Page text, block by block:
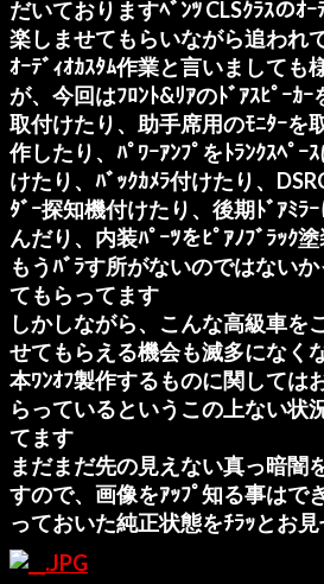
だいておりますﾍﾞﾝﾂ CLSｸﾗｽのｵ
楽しませてもらいながら追われ
ｵｰﾃﾞｨｵｶｽﾀﾑ作業と言いましても
が、今回はﾌﾛﾝﾄ&ﾘｱのﾄﾞｱｽﾋﾟｰｶｰ
取付けたり、助手席用のﾓﾆﾀｰを
作したり、ﾊﾟﾜｰｱﾝﾌﾟをﾄﾗﾝｸｽﾍﾟｰ
けたり、ﾊﾞｯｸｶﾒﾗ付けたり、
ﾀﾞｰ探知機付けたり、後期ﾄﾞｱﾐﾗ
んだり、内装ﾊﾟｰﾂをﾋﾟｱﾉﾌﾞﾗｯｸ
もうﾊﾞﾗす所がないのではない
てもらってます
しかしながら、こんな高級車を
せてもらえる機会も滅多になく
本ﾜﾝｵﾌ製作するものに関しては
らっているというこの上ない状
てます
まだまだ先の見えない真っ暗闇
すので、画像をｱｯﾌﾟ知る事はで
っておいた純正状態をﾁﾗｯとお